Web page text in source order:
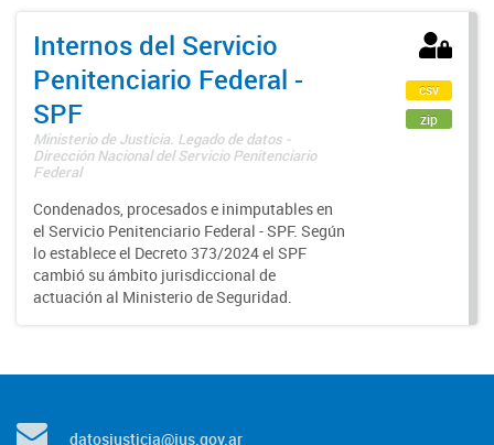
Internos del Servicio
Penitenciario Federal -
SPF
Ministerio de Justicia. Legado de datos -
Dirección Nacional del Servicio Penitenciario
Federal
Condenados, procesados e inimputables en
el Servicio Penitenciario Federal - SPF. Según
lo establece el Decreto 373/2024 el SPF
cambió su ámbito jurisdiccional de
actuación al Ministerio de Seguridad.
csv
zip
datosjusticia@jus.gov.ar